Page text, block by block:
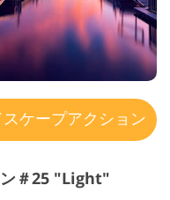
スケープアクション
＃25 "Light"